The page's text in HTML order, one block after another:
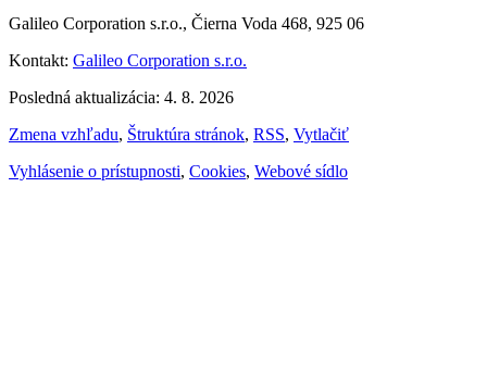
Galileo Corporation s.r.o., Čierna Voda 468, 925 06
Kontakt: Galileo Corporation s.r.o.
Posledná aktualizácia: 4. 8. 2026
Zmena vzhľadu, Štruktúra stránok, RSS, Vytlačiť
Vyhlásenie o prístupnosti, Cookies, Webové sídlo